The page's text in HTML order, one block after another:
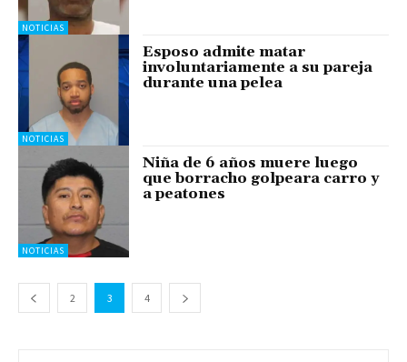
NOTICIAS
NOTICIAS
Esposo admite matar
involuntariamente a su pareja
durante una pelea
NOTICIAS
Niña de 6 años muere luego
que borracho golpeara carro y
a peatones
2 3 4